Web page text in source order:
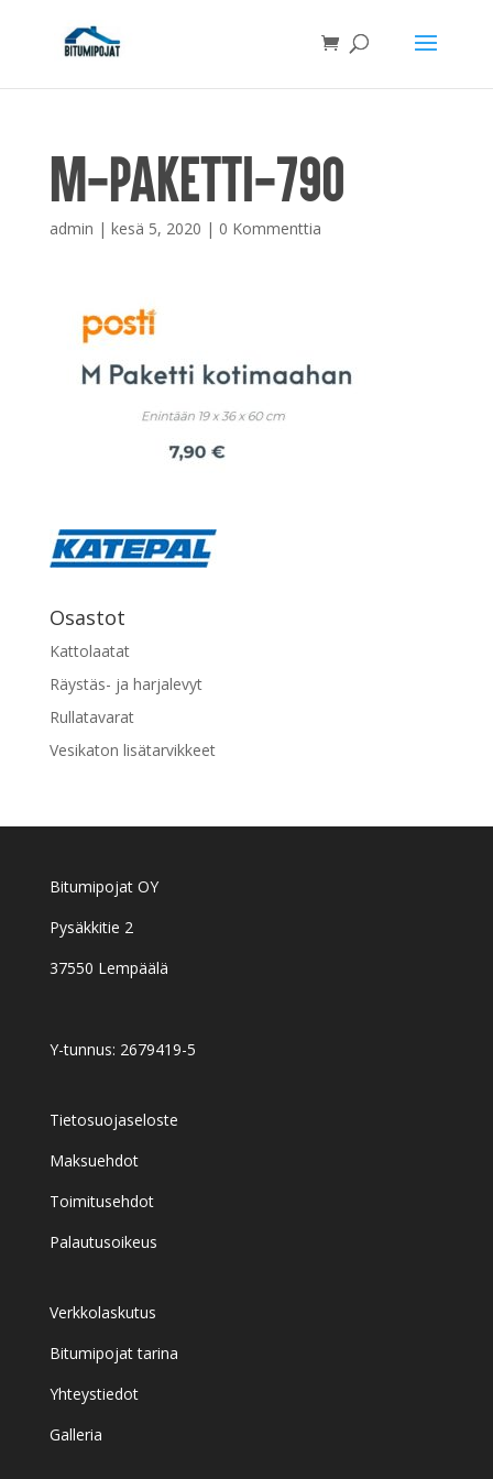
m-paketti-790
admin | kesä 5, 2020 | 0 Kommenttia
Osastot
Kattolaatat
Räystäs- ja harjalevyt
Rullatavarat
Vesikaton lisätarvikkeet
Bitumipojat OY
Pysäkkitie 2
37550 Lempäälä
Y-tunnus: 2679419-5
Tietosuojaseloste
Maksuehdot
Toimitusehdot
Palautusoikeus
Verkkolaskutus
Bitumipojat tarina
Yhteystiedot
Galleria